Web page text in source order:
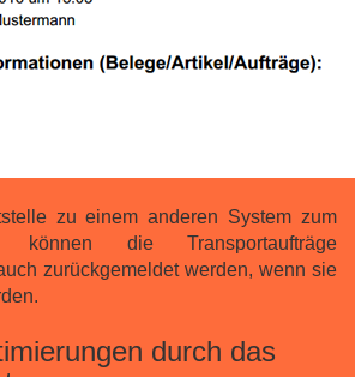
zu einem anderen System zum
können die Transportaufträge
zurückgemeldet werden, wenn sie
durch das